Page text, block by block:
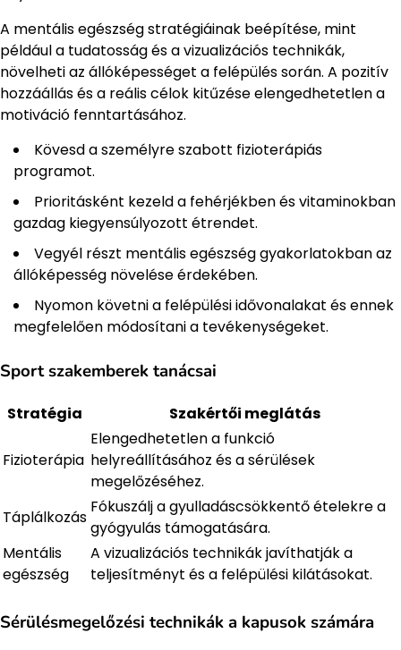
A mentális egészség stratégiáinak beépítése, mint
például a tudatosság és a vizualizációs technikák,
növelheti az állóképességet a felépülés során. A pozitív
hozzáállás és a reális célok kitűzése elengedhetetlen a
motiváció fenntartásához.
Kövesd a személyre szabott fizioterápiás
programot.
Prioritásként kezeld a fehérjékben és vitaminokban
gazdag kiegyensúlyozott étrendet.
Vegyél részt mentális egészség gyakorlatokban az
állóképesség növelése érdekében.
Nyomon követni a felépülési idővonalakat és ennek
megfelelően módosítani a tevékenységeket.
Sport szakemberek tanácsai
Stratégia Szakértői meglátás
Fizioterápia
Elengedhetetlen a funkció
helyreállításához és a sérülések
megelőzéséhez.
Táplálkozás
Fókuszálj a gyulladáscsökkentő ételekre a
gyógyulás támogatására.
Mentális
egészség
A vizualizációs technikák javíthatják a
teljesítményt és a felépülési kilátásokat.
Sérülésmegelőzési technikák a kapusok számára